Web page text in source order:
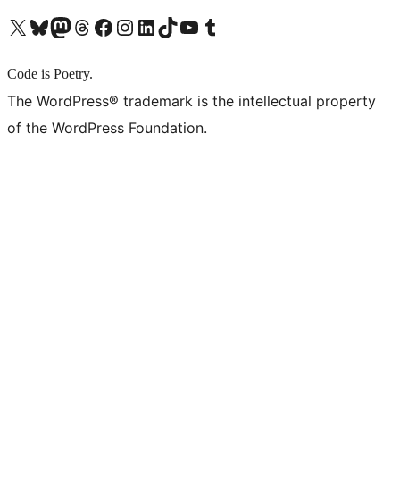
X (旧 Twitter) アカウントへBluesky アカウントへMastodon アカウントへThreads アカウントへ Facebook ページへInstagram アカウントへ LinkedIn アカウントへTikTok アカウントへYouTube チャンネルへ Tumblr アカウントへ
Code is Poetry.
The WordPress® trademark is the intellectual property
of the WordPress Foundation.